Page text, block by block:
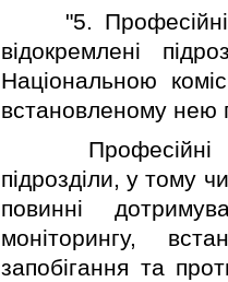
"5. Професiйнi
вiдокремленi
Нацiональною
встановленому нею
Професiйнi
пiдроздiли, у тому
повиннi
монiторингу,
запобiгання та